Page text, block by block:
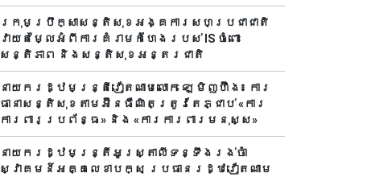
ក្រុមប្រឹក្សាសន្តិសុខអង្គការសហប្រជាជាតិ
វាយតម្លៃអំពីការគំរាមកំហែងរបស់ IS ចំពោះ
សន្តិភាព និងសន្តិសុខអន្តរជាតិ
នាយករដ្ឋមន្ត្រីវៀតណាមលោក ឡេ មិញហ៊ឹង៖ ការ
ធានាសន្តិសុខតាមអ៊ីនធឺណិតត្រូវតែភ្ជាប់ «ការ
ការពារប្រព័ន្ធ» និង «ការការពារមនុស្ស»
នាយករដ្ឋមន្ត្រីអូស្ត្រាលីទន្ទឹងរង់ចាំ
ស្វាគមន៍អគ្គលេខាបក្ស ប្រធានរដ្ឋវៀតណាម